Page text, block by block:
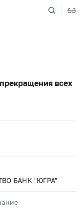
всех
БАНК "ЮГРА"